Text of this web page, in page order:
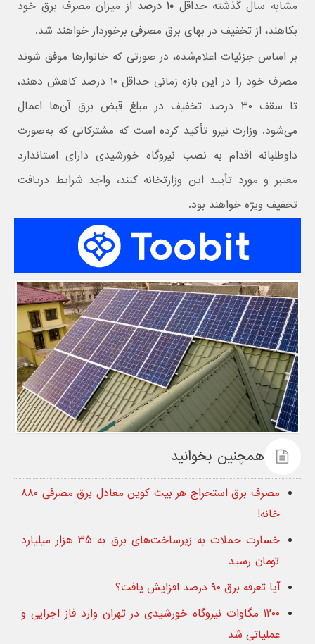
مشابه سال گذشته حداقل
از میزان مصرف برق خود
بکاهند، از تخفیف در بهای برق مصرفی برخوردار خواهند شد.
بر اساس جزئیات اعلام‌شده، در صورتی که خانوارها موفق شوند
مصرف خود را در این بازه زمانی حداقل ۱۰ درصد کاهش دهند،
تا سقف ۳۰ درصد تخفیف در مبلغ قبض برق آن‌ها اعمال
می‌شود. وزارت نیرو تأکید کرده است که مشترکانی که به‌صورت
داوطلبانه اقدام به نصب نیروگاه خورشیدی دارای استاندارد
معتبر و مورد تأیید این وزارتخانه کنند، واجد شرایط دریافت
تخفیف ویژه خواهند بود.
همچنین بخوانید
مصرف برق استخراج هر بیت کوین معادل برق مصرفی ۸۸۰
خانه!
خسارت حملات به زیرساخت‌های برق به ۳۵ هزار میلیارد
تومان رسید
آیا تعرفه برق ۹۰ درصد افزایش یافت؟
۱۲۰۰ مگاوات نیروگاه خورشیدی در تهران وارد فاز اجرایی و
عملیاتی شد